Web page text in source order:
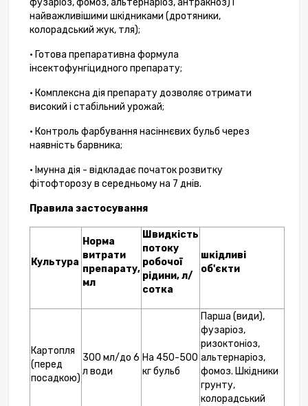
фузаріоз, фомоз, альтернаріоз, антракноз) і
найважливішими шкідниками (дротяники,
колорадський жук, тля);
• Готова препаративна формула
інсектофунгіцидного препарату;
• Комплексна дія препарату дозволяє отримати
високий і стабільний урожай;
• Контроль фарбування насіннєвих бульб через
наявність барвника;
• Імунна дія - відкладає початок розвитку
фітофторозу в середньому на 7 днів.
Правила застосування
Культура
Норма
витрати
препарату,
мл
Швидкість
потоку
робочої
рідини, л/
сотка
шкідливі
об'єкти
Картопля
(перед
посадкою)
300 мл/до 6
л води
На 450-500
кг бульб
Парша (види),
фузаріоз,
ризоктоніоз,
альтернаріоз,
фомоз. Шкідники
грунту,
колорадський